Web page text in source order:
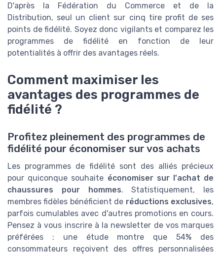
D'après la Fédération du Commerce et de la
Distribution, seul un client sur cinq tire profit de ses
points de fidélité. Soyez donc vigilants et comparez les
programmes de fidélité en fonction de leur
potentialités à offrir des avantages réels.
Comment maximiser les
avantages des programmes de
fidélité ?
Profitez pleinement des programmes de
fidélité pour économiser sur vos achats
Les programmes de fidélité sont des alliés précieux
pour quiconque souhaite économiser sur l'achat de
chaussures pour hommes. Statistiquement, les
membres fidèles bénéficient de réductions exclusives,
parfois cumulables avec d'autres promotions en cours.
Pensez à vous inscrire à la newsletter de vos marques
préférées : une étude montre que 54% des
consommateurs reçoivent des offres personnalisées